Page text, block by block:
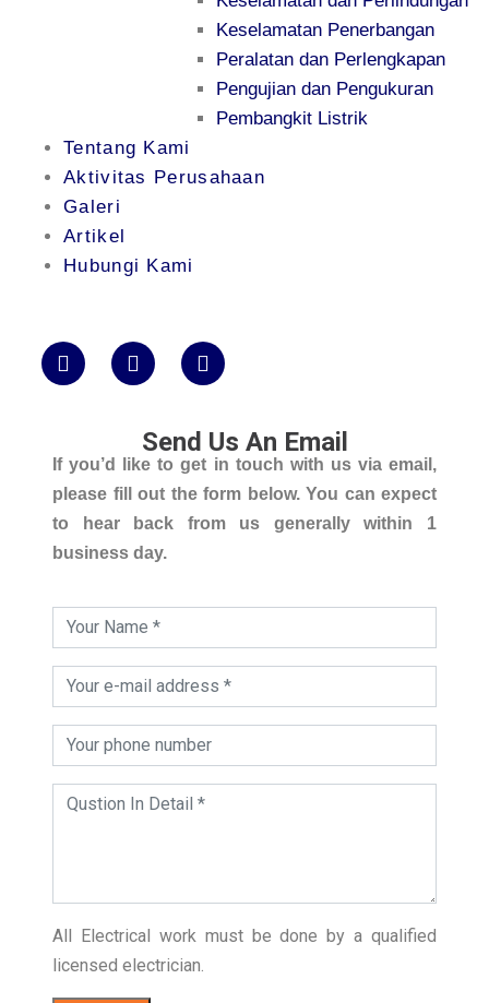
Keselamatan Penerbangan
Peralatan dan Perlengkapan
Pengujian dan Pengukuran
Pembangkit Listrik
Tentang Kami
Aktivitas Perusahaan
Galeri
Artikel
Hubungi Kami
Send Us An Email
If you’d like to get in touch with us via email,
please fill out the form below. You can expect
to hear back from us generally within 1
business day.
All Electrical work must be done by a qualified
licensed electrician.